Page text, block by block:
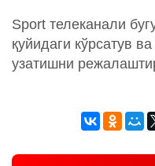
Sport телеканали
қуйидаги кўрсатув
узатишни